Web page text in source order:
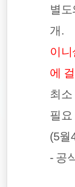
별
개.
이니
에
최소
필요
(5월
- 공